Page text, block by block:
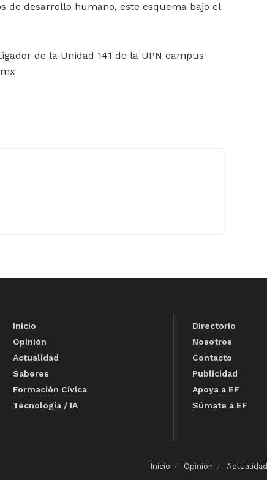
de desarrollo humano, este esquema bajo el
de la Unidad 141 de la UPN campus
Inicio
Opinión
Actualidad
Saberes
Formación Cívica
Tecnología / IA
Directorio
Nosotros
Contacto
Publicidad
Apoya a EF
Súmate a EF
Inicio Opinión Actualidad